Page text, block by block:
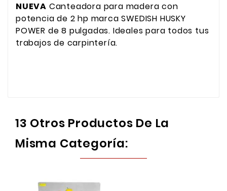
NUEVA Canteadora para madera con
potencia de 2 hp marca SWEDISH HUSKY
POWER de 8 pulgadas. Ideales para todos tus
trabajos de carpintería.
13 Otros Productos De La
Misma Categoría: